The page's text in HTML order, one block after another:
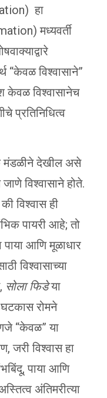
हा
मध्यवर्ती
“केवळ विश्वासाने”
केवळ विश्वासानेच
प्रतिनिधित्व
मंडळीने देखील असे
विश्वासाने होते.
विश्वास ही
पायरी आहे; तो
पाया आणि मूळाधार
विश्वासाच्या
सोला फिडेया
रोमने
“केवळ” या
जरी विश्वास हा
पाया आणि
अंतिमरीत्या